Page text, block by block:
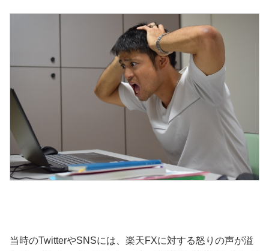
当時のTwitterやSNSには、楽天FXに対する怒りの声が溢